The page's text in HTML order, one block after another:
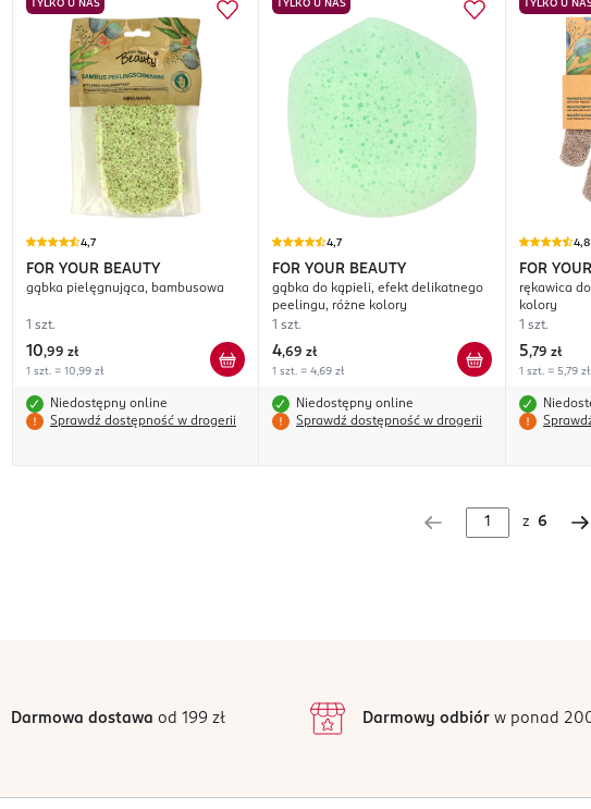
TYLKO U NAS
4,7
FOR YOUR BEAUTY
gąbka pielęgnująca, bambusowa
1 szt.
10,99 zł
1 szt. = 10,99 zł
Niedostępny online
Sprawdź dostępność w drogerii
TYLKO U NAS
4,7
FOR YOUR BEAUTY
gąbka do kąpieli, efekt delikatnego
peelingu, różne kolory
1 szt.
4,69 zł
1 szt. = 4,69 zł
Niedostępny online
Sprawdź dostępność w drogerii
TYLKO U
4,8
FOR
rękawica
kolory
1 szt.
5,79 zł
1 szt. = 5,79 zł
z 6
Darmowa dostawa od 199 zł Darmowy odbiórw ponad